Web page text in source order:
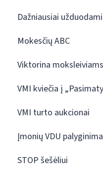
Dažniausiai
Mokesčių ABC
Viktorina moksleiviams
VMI kviečia į
VMI turto aukcionai
Įmonių VDU
STOP šešėliui